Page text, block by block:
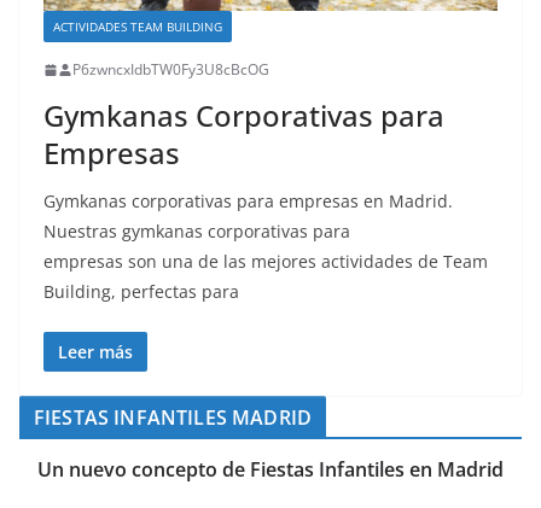
ACTIVIDADES TEAM BUILDING
P6zwncxIdbTW0Fy3U8cBcOG
Gymkanas Corporativas para
Empresas
Gymkanas corporativas para empresas en Madrid.
Nuestras gymkanas corporativas para
empresas son una de las mejores actividades de Team
Building, perfectas para
Leer más
FIESTAS INFANTILES MADRID
Un nuevo concepto de Fiestas Infantiles en Madrid